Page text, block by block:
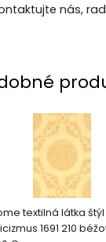
nás,
textilná látka štýl
1691 210